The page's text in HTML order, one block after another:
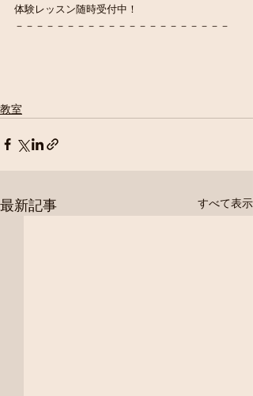
体験レッスン随時受付中！
－－－－－－－－－－－－－－－－－－－－－
教室
最新記事 すべて表示